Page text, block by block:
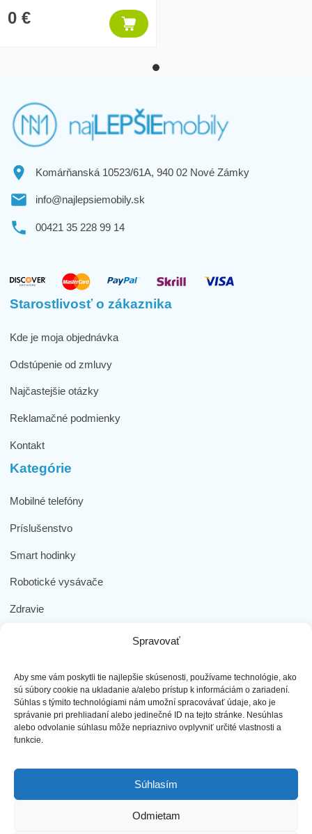
Spravovať
Aby sme vám poskytli tie najlepšie skúsenosti, používame technológie, ako
sú súbory cookie na ukladanie a/alebo prístup k informáciám o zariadení.
Súhlas s týmito technológiami nám umožní spracovávať údaje, ako je
správanie pri prehliadaní alebo jedinečné ID na tejto stránke. Nesúhlas
alebo odvolanie súhlasu môže nepriaznivo ovplyvniť určité vlastnosti a
funkcie.
Súhlasím
Odmietam
0 €
Komárňanská 10523/61A, 940 02 Nové Zámky
info@najlepsiemobily.sk
00421 35 228 99 14
Starostlivosť o zákaznika
Kde je moja objednávka
Odstúpenie od zmluvy
Najčastejšie otázky
Reklamačné podmienky
Kontakt
Kategórie
Mobilné telefóny
Príslušenstvo
Smart hodinky
Robotické vysávače
Zdravie
Dôležité odkazy
Obchodné podmienky
Ochrana osobných údajov
Doprava a platba
Reklamácia tovaru